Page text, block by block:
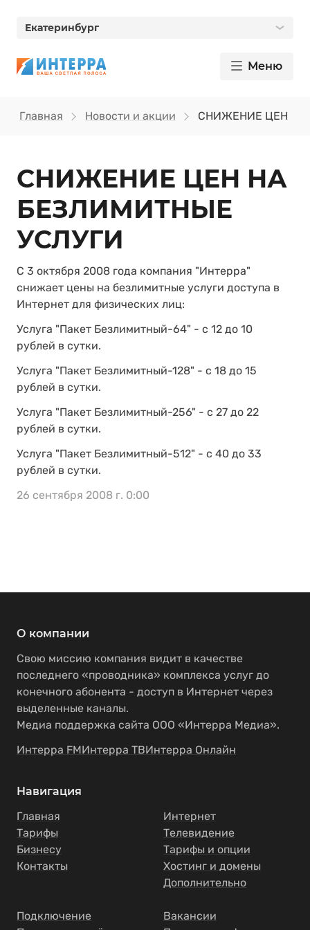
Екатеринбург
Меню
Главная Новости и акции СНИЖЕНИЕ ЦЕН НА
СНИЖЕНИЕ ЦЕН НА
БЕЗЛИМИТНЫЕ
УСЛУГИ
С 3 октября 2008 года компания "Интерра"
снижает цены на безлимитные услуги доступа в
Интернет для физических лиц:
Услуга "Пакет Безлимитный-64" - с 12 до 10
рублей в сутки.
Услуга "Пакет Безлимитный-128" - с 18 до 15
рублей в сутки.
Услуга "Пакет Безлимитный-256" - с 27 до 22
рублей в сутки.
Услуга "Пакет Безлимитный-512" - с 40 до 33
рублей в сутки.
26 сентября 2008 г. 0:00
О компании
Свою миссию компания видит в качестве
последнего «проводника» комплекса услуг до
конечного абонента - доступ в Интернет через
выделенные каналы.
Медиа поддержка сайта ООО «Интерра Медиа».
Интерра FMИнтерра ТВИнтерра Онлайн
Навигация
Главная
Тарифы
Бизнесу
Контакты
Интернет
Телевидение
Тарифы и опции
Хостинг и домены
Дополнительно
Подключение
Вакансии